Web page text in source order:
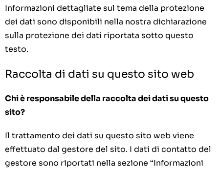
Informazioni dettagliate sul tema della protezione
dei dati sono disponibili nella nostra dichiarazione
sulla protezione dei dati riportata sotto questo
testo.
Raccolta di dati su questo sito web
Chi è responsabile della raccolta dei dati su questo
sito?
Il trattamento dei dati su questo sito web viene
effettuato dal gestore del sito. I dati di contatto del
gestore sono riportati nella sezione “Informazioni